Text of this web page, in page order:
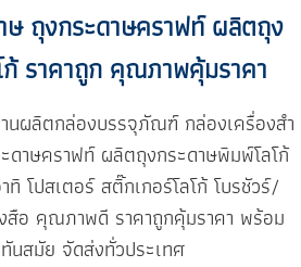
ษ ถุงกระดาษคราฟท์ผลิตถุง
ราคาถูก คุณภาพคุ้มราคา
านผลิตกล่องบรรจุภัณฑ์ กล่องเครื่องสำ
ดาษคราฟท์ ผลิตถุงกระดาษพิมพ์โลโก้
โปสเตอร์ สติ๊กเกอร์โลโก้ โบรชัวร์/
สือ คุณภาพดี ราคาถูกคุ้มราคา พร้อม
ทันสมัย จัดส่งทั่วประเทศ